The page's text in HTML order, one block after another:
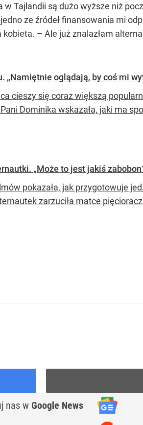
Tajlandii są dużo wyższe niż
ze źródeł finansowania mi
– Ale już znalazłam
„Namiętnie oglądają, by coś mi
cieszy się coraz większą
Dominika wskazała, jaki ma
„Może to jest jakiś
pokazała, jak przygotowuje
zarzuciła matce
nas w Google News